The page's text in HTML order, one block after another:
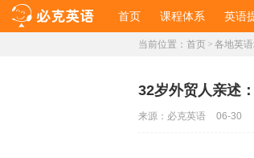
首页 课程体系 英语
当前位置： 首页 > 各地英
32岁外贸人亲述
来源： 必克英语 06-30